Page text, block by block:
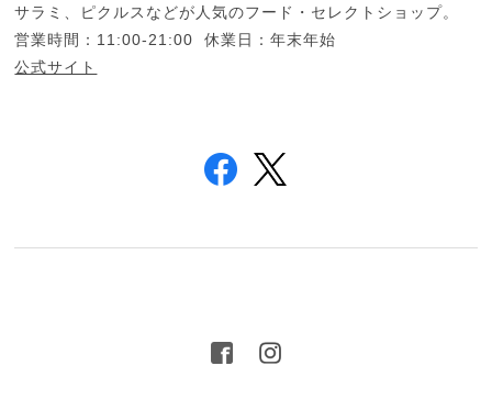
サラミ、ピクルスなどが人気のフード・セレクトショップ。
営業時間：11:00-21:00 休業日：年末年始
公式サイト